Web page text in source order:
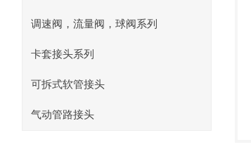
调速阀，流量阀，球阀系列
卡套接头系列
可拆式软管接头
气动管路接头